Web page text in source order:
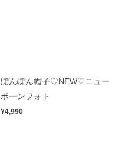
ぽんぽん帽子♡NEW♡ニュー
ボーンフォト
¥4,990